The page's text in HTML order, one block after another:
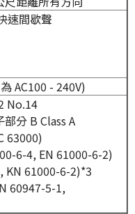
速間歇聲
AC100 - 240V)
No.14
分 B Class A
63000)
6-4, EN 61000-6-2)
KN 61000-6-2)*3
60947-5-1,